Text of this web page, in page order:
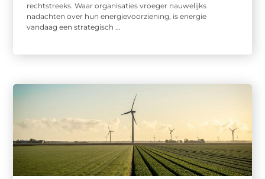
rechtstreeks. Waar organisaties vroeger nauwelijks
nadachten over hun energievoorziening, is energie
vandaag een strategisch ...